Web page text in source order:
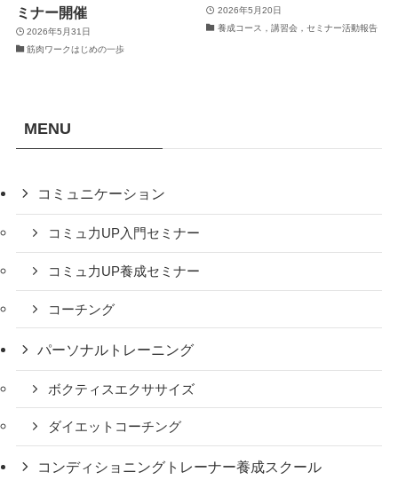
ミナー開催
2026年5月31日
筋肉ワークはじめの一歩
2026年5月20日
養成コース，講習会，セミナー活動報告
MENU
コミュニケーション
コミュ力UP入門セミナー
コミュ力UP養成セミナー
コーチング
パーソナルトレーニング
ボクティスエクササイズ
ダイエットコーチング
コンディショニングトレーナー養成スクール